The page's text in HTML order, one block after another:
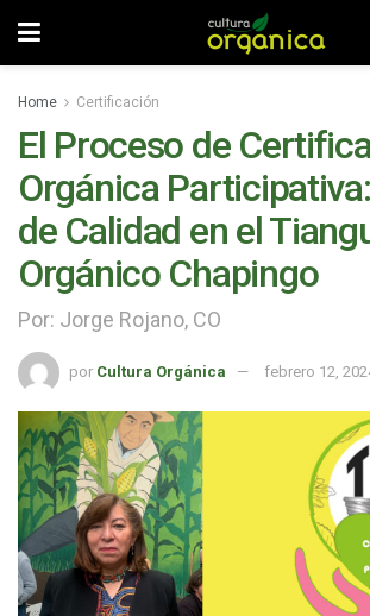
Home Certificación
El Proceso de
Orgánica
de Calidad en el
Orgánico Chapingo
Por: Jorge Rojano, CO
por Cultura Orgánica febrero 12,